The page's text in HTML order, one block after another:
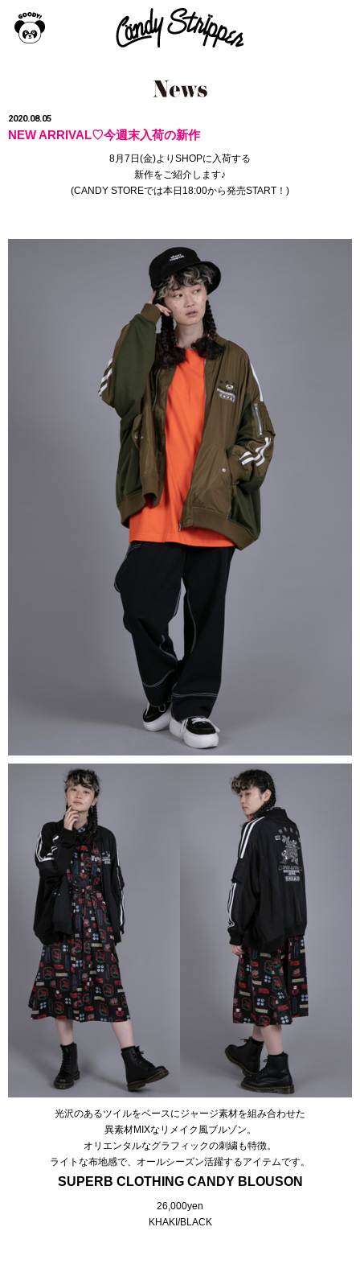
2020.08.05
NEW ARRIVAL♡今週末入荷の新作
8月7日(金)よりSHOPに入荷する
新作をご紹介します♪
(CANDY STOREでは本日18:00から発売START！ )
光沢のあるツイルをベースにジャージ素材を組み合わせた
異素材MIXなリメイク風ブルゾン。
オリエンタルなグラフィックの刺繍も特徴。
ライトな布地感で、オールシーズン活躍するアイテムです。
SUPERB CLOTHING CANDY BLOUSON
26,000yen
KHAKI/BLACK